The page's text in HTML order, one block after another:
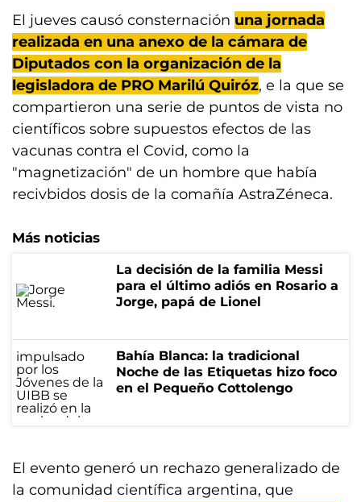
El jueves causó consternación una jornada
realizada en una anexo de la cámara de
Diputados con la organización de la
legisladora de PRO Marilú Quiróz, e la que se
compartieron una serie de puntos de vista no
científicos sobre supuestos efectos de las
vacunas contra el Covid, como la
"magnetización" de un hombre que había
recivbidos dosis de la comañía AstraZéneca.
Más noticias
La decisión de la familia Messi
para el último adiós en Rosario a
Jorge, papá de Lionel
Bahía Blanca: la tradicional
Noche de las Etiquetas hizo foco
en el Pequeño Cottolengo
El evento generó un rechazo generalizado de
la comunidad científica argentina, que